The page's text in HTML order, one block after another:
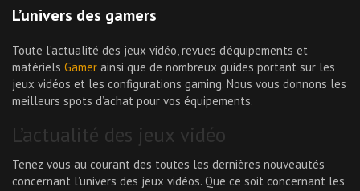
L’univers des gamers
Toute l’actualité des jeux vidéo, revues d’équipements et
matériels Gamer ainsi que de nombreux guides portant sur les
jeux vidéos et les configurations gaming. Nous vous donnons les
meilleurs spots d’achat pour vos équipements.
L’actualité des jeux vidéo
Tenez vous au courant des toutes les dernières nouveautés
concernant l’univers des jeux vidéos. Que ce soit concernant les